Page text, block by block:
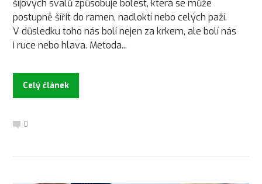
šíjových svalů způsobuje bolest, která se může
postupně šířit do ramen, nadloktí nebo celých paží.
V důsledku toho nás bolí nejen za krkem, ale bolí nás
i ruce nebo hlava. Metoda...
Celý článek
0